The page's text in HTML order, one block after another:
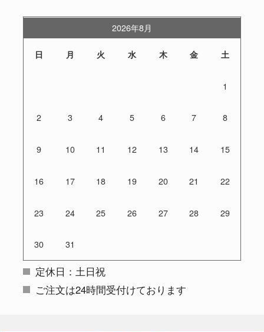
2026年8月
日 月 火 水 木 金 土
1
2 3 4 5 6 7 8
9 10 11 12 13 14 15
16 17 18 19 20 21 22
23 24 25 26 27 28 29
30 31
定休日：土日祝
ご注文は24時間受付けております